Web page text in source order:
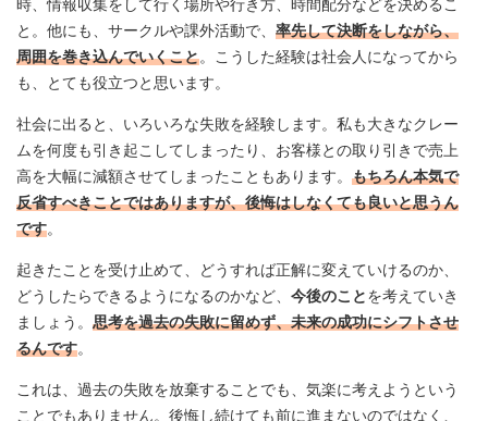
時、情報収集をして行く場所や行き方、時間配分などを決めるこ
と。他にも、サークルや課外活動で、 率先して決断をしながら、
周囲を巻き込んでいくこと。こうした経験は社会人になってから
も、とても役立つと思います。
社会に出ると、いろいろな失敗を経験します。私も大きなクレー
ムを何度も引き起こしてしまったり、お客様との取り引きで売上
高を大幅に減額させてしまったこともあります。 もちろん本気で
反省すべきことではありますが、後悔はしなくても良いと思うん
です。
起きたことを受け止めて、どうすれば正解に変えていけるのか、
どうしたらできるようになるのかなど、 今後のことを考えていき
ましょう。 思考を過去の失敗に留めず、未来の成功にシフトさせ
るんです。
これは、過去の失敗を放棄することでも、気楽に考えようという
ことでもありません。後悔し続けても前に進まないのではなく、